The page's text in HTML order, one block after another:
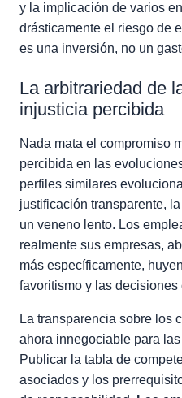
y la implicación de varios
drásticamente el riesgo de
es una inversión, no un
La arbitrariedad de
injusticia percibida
Nada mata el compromiso
percibida en las
perfiles similares
justificación transparente,
un veneno lento. Los
realmente sus empresas,
más específicamente,
favoritismo y las decisiones
La transparencia sobre los
ahora innegociable para
Publicar la tabla de
asociados y los